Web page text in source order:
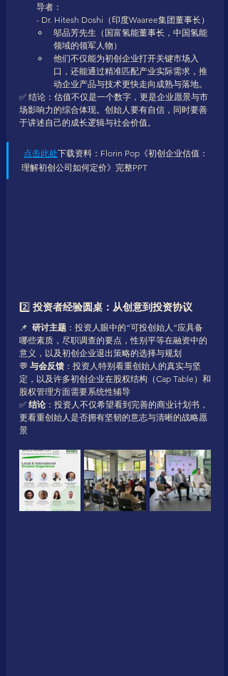
导者：
- Dr. Hitesh Doshi（印度Waaree集团董事长）
邬品芳先生（国富氢能董事长，中国氢能
领域的领军人物）
他们不仅能为初创企业打开关键市场入
口，还能通过精准匹配产业实际需求，推
动企业产品与技术更快走向成熟与落地。
✅ 结论：估值不仅是一个数字，更是企业愿景与市
场影响力的综合体现。创始人要有自信，同时要善
于讲述自己的成长逻辑与社会价值。
点击此处下载资料：Florin Pop《初创企业估值：
理解初创公司如何定价》完整PPT
2️⃣ 投资者经验圆桌：从创意到投资协议
📌 研讨主题 ：投资人眼中的“可投创始人”应具备
哪些素质，尽职调查的要点，性别平等在融资中的
意义，以及初创企业退出策略的选择与规划
💬 与会反馈 ：投资人特别看重创始人的真实与坚
定，以及许多初创企业在股权结构（Cap Table）和
股权管理方面需要系统性辅导
✅ 结论 ：投资人不仅希望看到完善的商业计划书，
更看重创始人是否拥有坚韧的意志与清晰的战略愿
景